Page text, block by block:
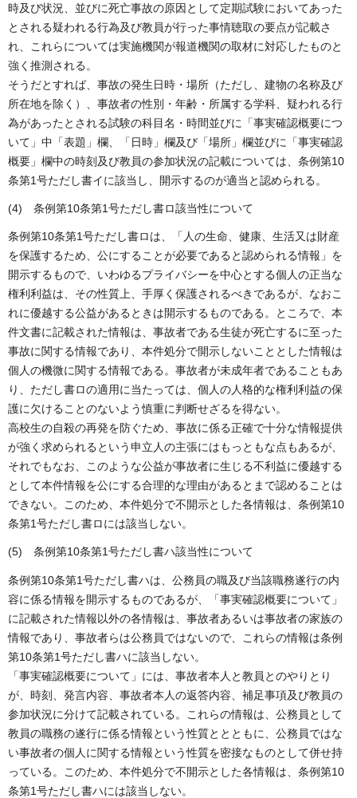
時及び状況、並びに死亡事故の原因として定期試験においてあった
とされる疑われる行為及び教員が行った事情聴取の要点が記載さ
れ、これらについては実施機関が報道機関の取材に対応したものと
強く推測される。
そうだとすれば、事故の発生日時・場所（ただし、建物の名称及び
所在地を除く）、事故者の性別・年齢・所属する学科、疑われる行
為があったとされる試験の科目名・時間並びに「事実確認概要につ
いて」中「表題」欄、「日時」欄及び「場所」欄並びに「事実確認
概要」欄中の時刻及び教員の参加状況の記載については、条例第10
条第1号ただし書イに該当し、開示するのが適当と認められる。
(4) 条例第10条第1号ただし書ロ該当性について
条例第10条第1号ただし書ロは、「人の生命、健康、生活又は財産
を保護するため、公にすることが必要であると認められる情報」を
開示するもので、いわゆるプライバシーを中心とする個人の正当な
権利利益は、その性質上、手厚く保護されるべきであるが、なおこ
れに優越する公益があるときは開示するものである。ところで、本
件文書に記載された情報は、事故者である生徒が死亡するに至った
事故に関する情報であり、本件処分で開示しないこととした情報は
個人の機微に関する情報である。事故者が未成年者であることもあ
り、ただし書ロの適用に当たっては、個人の人格的な権利利益の保
護に欠けることのないよう慎重に判断せざるを得ない。
高校生の自殺の再発を防ぐため、事故に係る正確で十分な情報提供
が強く求められるという申立人の主張にはもっともな点もあるが、
それでもなお、このような公益が事故者に生じる不利益に優越する
として本件情報を公にする合理的な理由があるとまで認めることは
できない。このため、本件処分で不開示とした各情報は、条例第10
条第1号ただし書ロには該当しない。
(5) 条例第10条第1号ただし書ハ該当性について
条例第10条第1号ただし書ハは、公務員の職及び当該職務遂行の内
容に係る情報を開示するものであるが、「事実確認概要について」
に記載された情報以外の各情報は、事故者あるいは事故者の家族の
情報であり、事故者らは公務員ではないので、これらの情報は条例
第10条第1号ただし書ハに該当しない。
「事実確認概要について」には、事故者本人と教員とのやりとり
が、時刻、発言内容、事故者本人の返答内容、補足事項及び教員の
参加状況に分けて記載されている。これらの情報は、公務員として
教員の職務の遂行に係る情報という性質ととともに、公務員ではな
い事故者の個人に関する情報という性質を密接なものとして併せ持
っている。このため、本件処分で不開示とした各情報は、条例第10
条第1号ただし書ハには該当しない。